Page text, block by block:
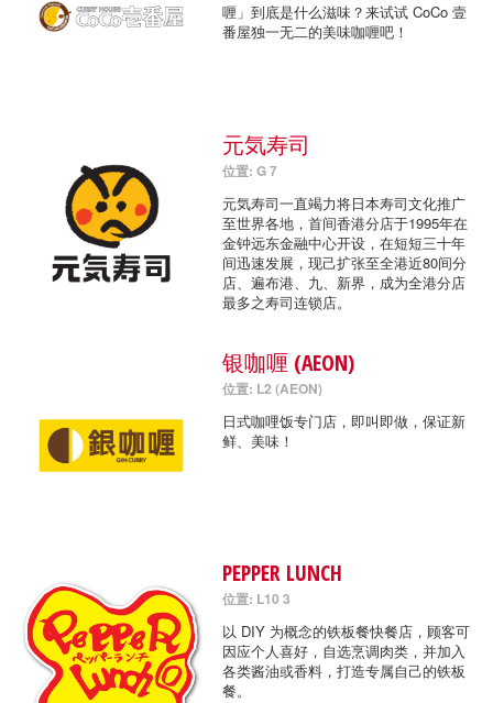
喱」到底是什么滋味？来试试 CoCo 壹
番屋独一无二的美味咖喱吧！
元気寿司
位置: G 7
元気寿司一直竭力将日本寿司文化推广
至世界各地，首间香港分店于1995年在
金钟远东金融中心开设，在短短三十年
间迅速发展，现己扩张至全港近80间分
店、遍布港、九、新界，成为全港分店
最多之寿司连锁店。
银咖喱 (AEON)
位置: L2 (AEON)
日式咖哩饭专门店，即叫即做，保证新
鲜、美味！
PEPPER LUNCH
位置: L10 3
以 DIY 为概念的铁板餐快餐店，顾客可
因应个人喜好，自选烹调肉类，并加入
各类酱油或香料，打造专属自己的铁板
餐。